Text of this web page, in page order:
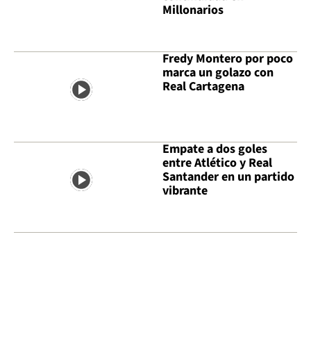
Millonarios
Fredy Montero por poco
marca un golazo con
Real Cartagena
Empate a dos goles
entre Atlético y Real
Santander en un partido
vibrante